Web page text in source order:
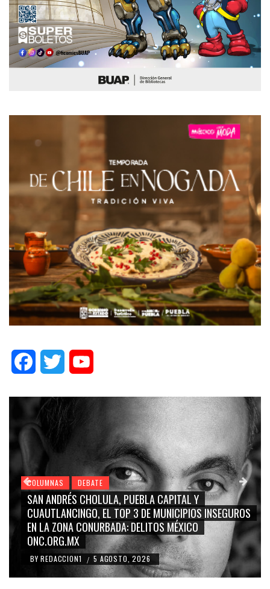
FacebookTwitter
COLUMNAS DEBATE
GRACE PALOMARES, NAY SALVATORI, SERGIO MAYER,
CARMEN SALINAS “LA CORCHOLATA”, CUAUHTÉMOC
BLANCO, SILVIA PINAL: LA TRIVIALIZACIÓN Y
RIDICULIZACIÓN DE LA REPRESENTACIÓN CIUDADANA
BY REDACCION1 / 4 AGOSTO, 2026